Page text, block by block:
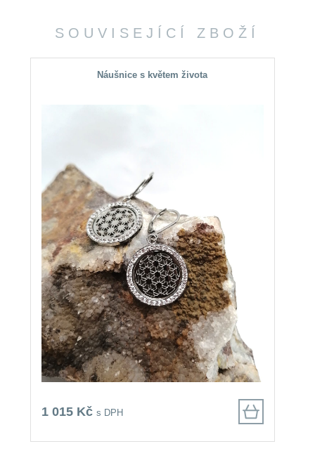
SOUVISEJÍCÍ ZBOŽÍ
Náušnice s květem života
1 015 Kč s DPH